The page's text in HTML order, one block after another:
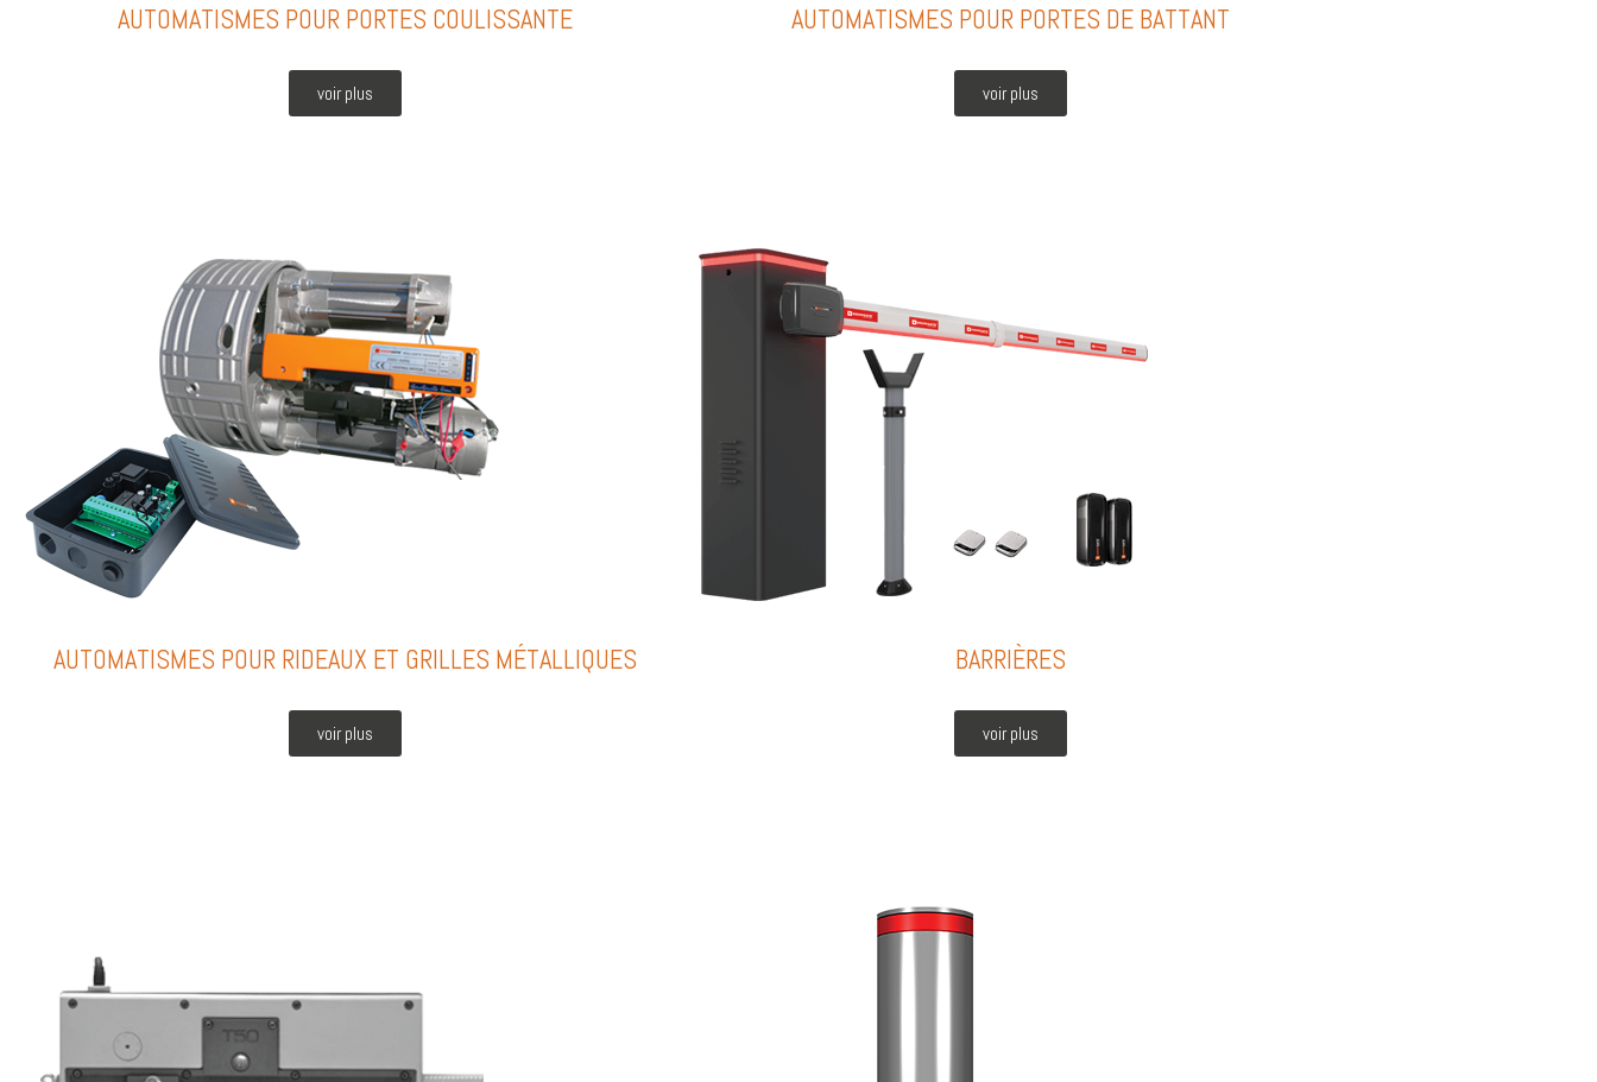
AUTOMATISMES POUR PORTES COULISSANTE
voir plus
AUTOMATISMES POUR PORTES DE BATTANT
voir plus
AUTOMATISMES POUR RIDEAUX ET GRILLES MÉTALLIQUES
voir plus
BARRIÈRES
voir plus